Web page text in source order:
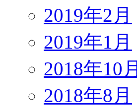
2019年2月
2019年1月
2018年10月
2018年8月